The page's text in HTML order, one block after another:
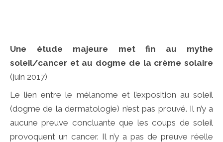
Une étude majeure met fin au mythe
soleil/cancer et au dogme de la crème solaire
(juin 2017)
Le lien entre le mélanome et l’exposition au soleil
(dogme de la dermatologie) n’est pas prouvé. Il n’y a
aucune preuve concluante que les coups de soleil
provoquent un cancer. Il n’y a pas de preuve réelle